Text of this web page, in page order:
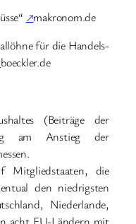
↗makronom.de
für die Handels-
boeckler.de
(Beiträge der
am Anstieg der
Mitgliedstaaten, die
den niedrigsten
Niederlande,